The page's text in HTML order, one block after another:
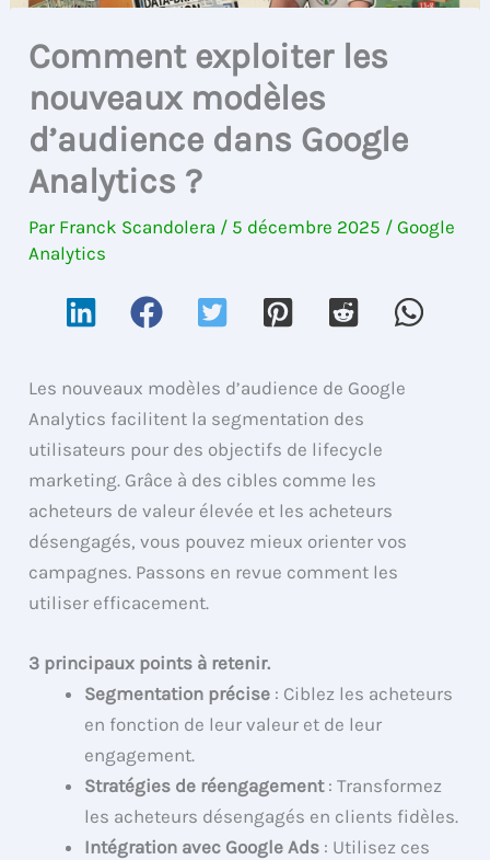
Comment exploiter les
nouveaux modèles
d’audience dans Google
Analytics ?
Par Franck Scandolera / 5 décembre 2025 /Google
Analytics
Les nouveaux modèles d’audience de Google
Analytics facilitent la segmentation des
utilisateurs pour des objectifs de lifecycle
marketing. Grâce à des cibles comme les
acheteurs de valeur élevée et les acheteurs
désengagés, vous pouvez mieux orienter vos
campagnes. Passons en revue comment les
utiliser efficacement.
3 principaux points à retenir.
Segmentation précise : Ciblez les acheteurs
en fonction de leur valeur et de leur
engagement.
Stratégies de réengagement: Transformez
les acheteurs désengagés en clients fidèles.
Intégration avec Google Ads : Utilisez ces